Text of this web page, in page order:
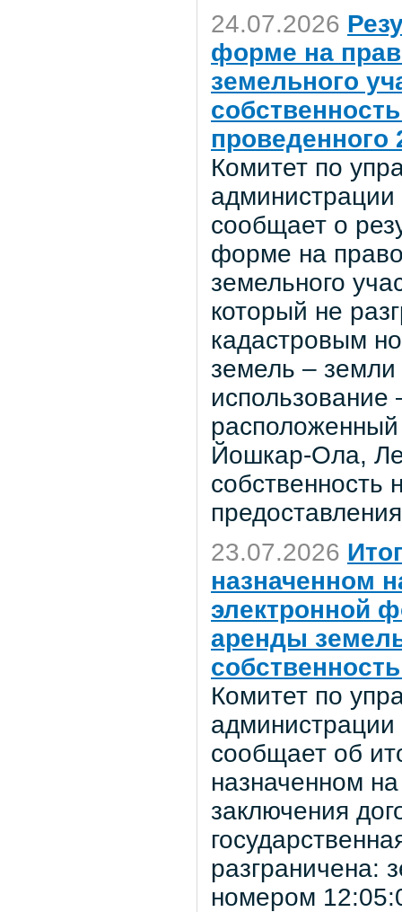
24.07.2026
форме на
земельного
проведенного
Комитет по
администрации
сообщает о
форме на
земельного
который не
кадастровым
земель –
Йошкар-Ола,
собственность
23.07.2026
назначенном
электронной
аренды
Комитет по
администрации
сообщает об
назначенном
заключения
разграничена:
номером